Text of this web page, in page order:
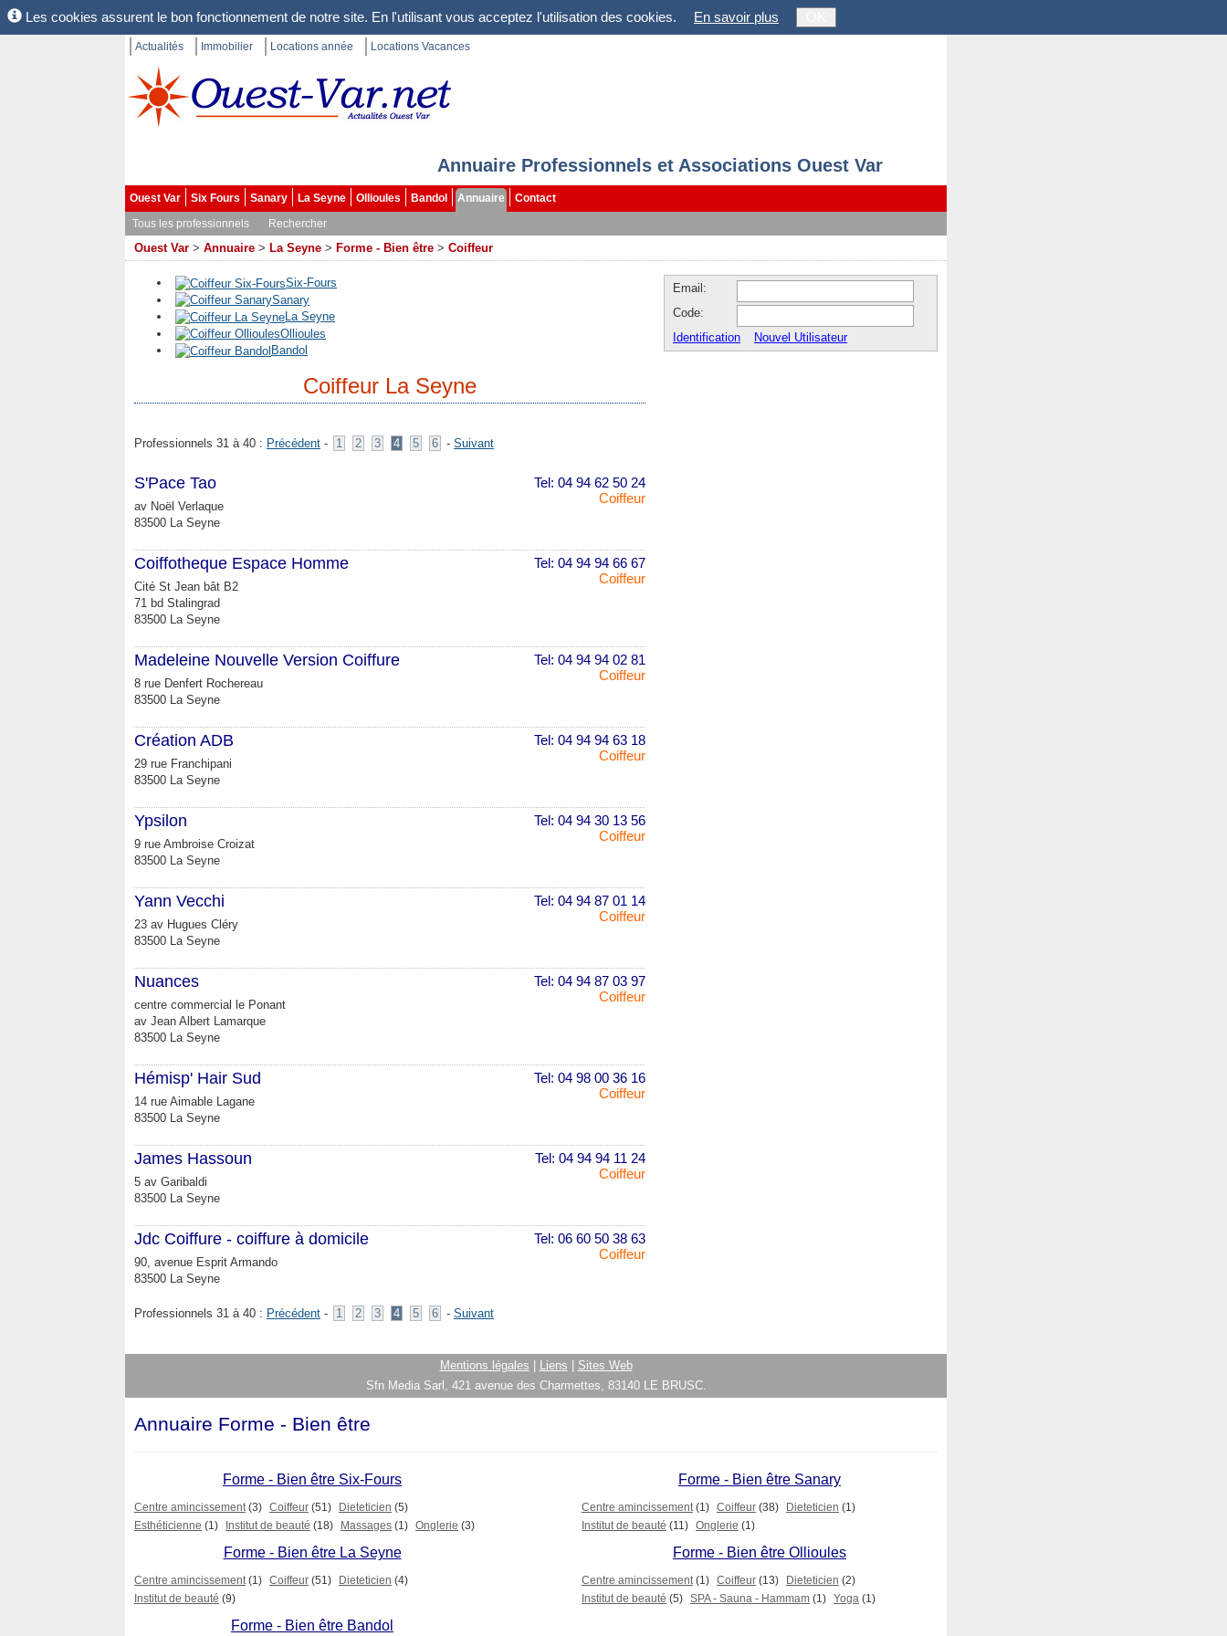
Les cookies assurent le bon fonctionnement de notre site. En l'utilisant vous acceptez l'utilisation des cookies. En savoir plus
Actualités Immobilier Locations année Locations Vacances
Annuaire Professionnels et Associations Ouest Var
Ouest Var Six Fours Sanary La Seyne Ollioules Bandol Annuaire
Contact
Tous les professionnels
Rechercher
Ouest Var > Annuaire > La Seyne > Forme - Bien être > Coiffeur
Six-Fours
Sanary
La Seyne
Ollioules
Bandol
Coiffeur La Seyne
Professionnels 31 à 40 : Précédent - 1 2 3 4 5 6 - Suivant
Tel: 04 94 62 50 24
Coiffeur
S'Pace Tao
av Noël Verlaque
83500 La Seyne
Tel: 04 94 94 66 67
Coiffeur
Coiffotheque Espace Homme
Cité St Jean bât B2
71 bd Stalingrad
83500 La Seyne
Tel: 04 94 94 02 81
Coiffeur
Madeleine Nouvelle Version Coiffure
8 rue Denfert Rochereau
83500 La Seyne
Tel: 04 94 94 63 18
Coiffeur
Création ADB
29 rue Franchipani
83500 La Seyne
Tel: 04 94 30 13 56
Coiffeur
Ypsilon
9 rue Ambroise Croizat
83500 La Seyne
Tel: 04 94 87 01 14
Coiffeur
Yann Vecchi
23 av Hugues Cléry
83500 La Seyne
Tel: 04 94 87 03 97
Coiffeur
Nuances
centre commercial le Ponant
av Jean Albert Lamarque
83500 La Seyne
Tel: 04 98 00 36 16
Coiffeur
Hémisp' Hair Sud
14 rue Aimable Lagane
83500 La Seyne
Tel: 04 94 94 11 24
Coiffeur
James Hassoun
5 av Garibaldi
83500 La Seyne
Tel: 06 60 50 38 63
Coiffeur
Jdc Coiffure - coiffure à domicile
90, avenue Esprit Armando
83500 La Seyne
Professionnels 31 à 40 : Précédent - 1 2 3 4 5 6 - Suivant
Email:
Code:
Identification
Nouvel Utilisateur
Mentions légales Liens
Sites Web
Sfn Media Sarl, 421 avenue des Charmettes, 83140 LE BRUSC.
Annuaire Forme - Bien être
Forme - Bien être Six-Fours
Centre amincissement (3) Coiffeur (51) Dieteticien (5)
Esthéticienne (1) Institut de beauté (18) Massages (1) Onglerie (3)
Forme - Bien être Sanary
Centre amincissement (1) Coiffeur (38) Dieteticien (1)
Institut de beauté (11) Onglerie (1)
Forme - Bien être La Seyne
Centre amincissement (1) Coiffeur (51) Dieteticien (4)
Institut de beauté (9)
Forme - Bien être Ollioules
Centre amincissement (1) Coiffeur (13) Dieteticien (2)
Institut de beauté (5) SPA - Sauna - Hammam (1) Yoga (1)
Forme - Bien être Bandol